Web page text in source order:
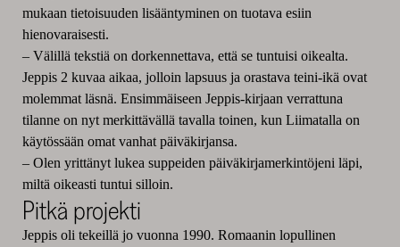
mukaan tietoisuuden lisääntyminen on tuotava esiin
hienovaraisesti.
– Välillä tekstiä on dorkennettava, että se tuntuisi oikealta.
Jeppis 2 kuvaa aikaa, jolloin lapsuus ja orastava teini-ikä ovat
molemmat läsnä. Ensimmäiseen Jeppis-kirjaan verrattuna
tilanne on nyt merkittävällä tavalla toinen, kun Liimatalla on
käytössään omat vanhat päiväkirjansa.
– Olen yrittänyt lukea suppeiden päiväkirjamerkintöjeni läpi,
miltä oikeasti tuntui silloin.
Pitkä projekti
Jeppis oli tekeillä jo vuonna 1990. Romaanin lopullinen